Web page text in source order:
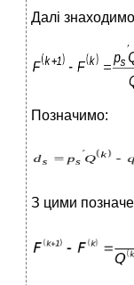
Далі
Позначимо:
З цими